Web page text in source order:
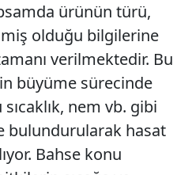
ürünün türü,
olduğu bilgilerine
verilmektedir. Bu
büyüme sürecinde
nem vb. gibi
bulundurularak hasat
Bahse konu